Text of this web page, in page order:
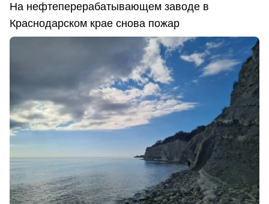
На нефтеперерабатывающем заводе в
Краснодарском крае снова пожар